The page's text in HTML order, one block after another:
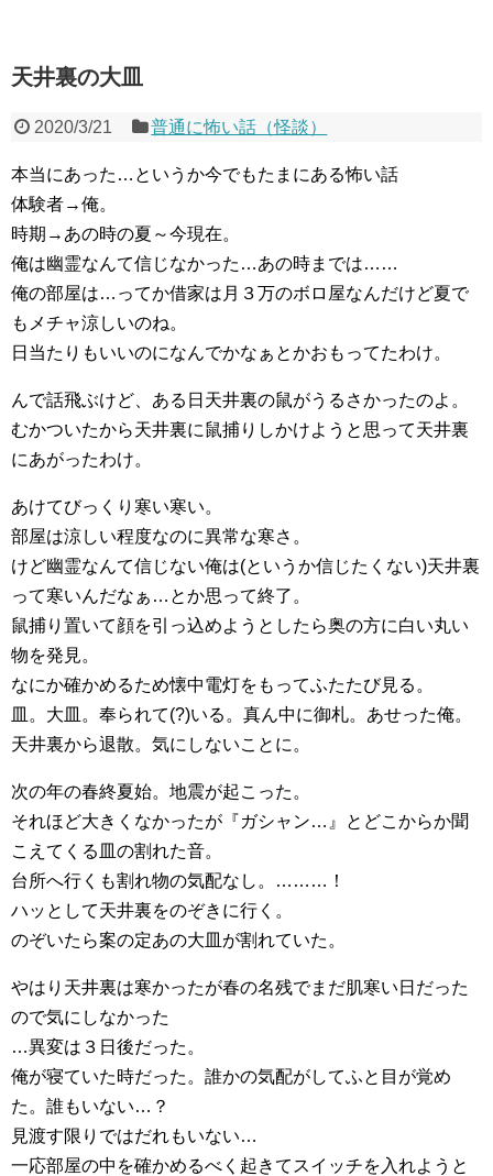
天井裏の大皿
2020/3/21 普通に怖い話（怪談）
本当にあった…というか今でもたまにある怖い話
体験者→俺。
時期→あの時の夏～今現在。
俺は幽霊なんて信じなかった…あの時までは……
俺の部屋は…ってか借家は月３万のボロ屋なんだけど夏で
もメチャ涼しいのね。
日当たりもいいのになんでかなぁとかおもってたわけ。
んで話飛ぶけど、ある日天井裏の鼠がうるさかったのよ。
むかついたから天井裏に鼠捕りしかけようと思って天井裏
にあがったわけ。
あけてびっくり寒い寒い。
部屋は涼しい程度なのに異常な寒さ。
けど幽霊なんて信じない俺は(というか信じたくない)天井裏
って寒いんだなぁ…とか思って終了。
鼠捕り置いて顔を引っ込めようとしたら奥の方に白い丸い
物を発見。
なにか確かめるため懐中電灯をもってふたたび見る。
皿。大皿。奉られて(?)いる。真ん中に御札。あせった俺。
天井裏から退散。気にしないことに。
次の年の春終夏始。地震が起こった。
それほど大きくなかったが『ガシャン…』とどこからか聞
こえてくる皿の割れた音。
台所へ行くも割れ物の気配なし。………！
ハッとして天井裏をのぞきに行く。
のぞいたら案の定あの大皿が割れていた。
やはり天井裏は寒かったが春の名残でまだ肌寒い日だった
ので気にしなかった
…異変は３日後だった。
俺が寝ていた時だった。誰かの気配がしてふと目が覚め
た。誰もいない…？
見渡す限りではだれもいない…
一応部屋の中を確かめるべく起きてスイッチを入れようと